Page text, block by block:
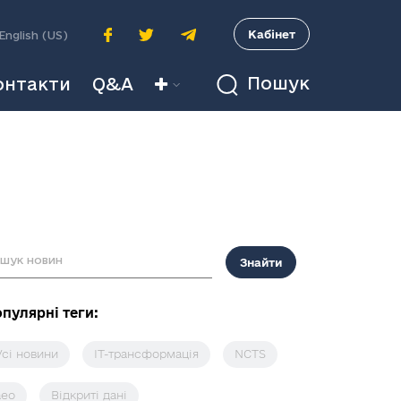
A
English (US) Кабінет
Q&A Пошук
Знайти
теги:
новини IT-трансформація NCTS
Відкриті дані